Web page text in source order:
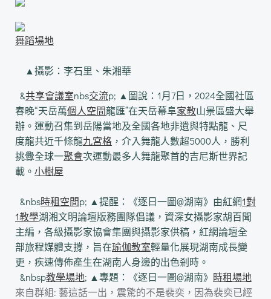
舞蹈場地
▲攝影：李石里、朱湘華
&共享會議室nbs交流p; ▲圖說： 1月7日，2024全國社區
春晚“天岳萬個人空間龍匯”在天岳幕阜家教山景區盛大舉
辦。運動召集到岳陽當地及全國各地非遺與特點龍、尺
度龍共近千條龍九宮格 ，介入舞龍人數超5000人，勝利
挑釁全球一聚會次運動最多人舞龍聚首的吉尼斯世界記
載。 小樹屋
&nbs時租空間p; ▲提醒：《逐日一圖@湖南》由紅網1對
1教學湖湘文明論壇版務團隊倡議，資深女攝影家胡百聞
主編，各級攝影家協會集團與攝影家供稿，紅網論壇全
部旅程媒體支撐，旨在瑜伽教室輕量化展現湖南成長變
更，疾速傳佈產生在湖南人身邊的出色剎時。
&nbsp教學場地; ▲專題：《逐日一圖@湖南》 時租場地
來自群組: 藝這話一出，震驚的不是裴奕，因為裴奕已經